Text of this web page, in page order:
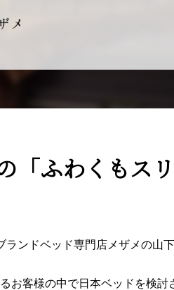
「ふわくもス
ンドベッド専門店メザメの山下
お客様の中で日本ベッドを検